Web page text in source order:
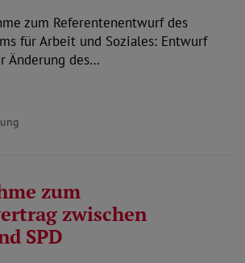
zum Referentenentwurf des
für Arbeit und Soziales: Entwurf
Änderung des…
zum
zwischen
SPD